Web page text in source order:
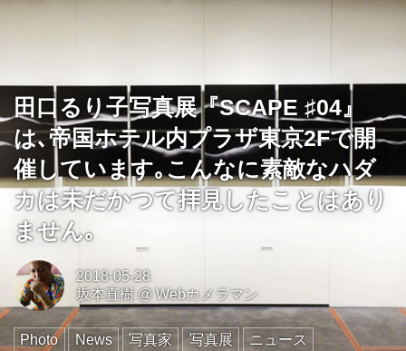
田口るり子写真展『SCAPE ♯04』
は､帝国ホテル内プラザ東京2Fで開
催しています｡こんなに素敵なハダ
カは未だかつて拝見したことはあり
ません｡
2018-05-28
坂本直樹 @Webカメラマン
Photo News 写真家 写真展 ニュース